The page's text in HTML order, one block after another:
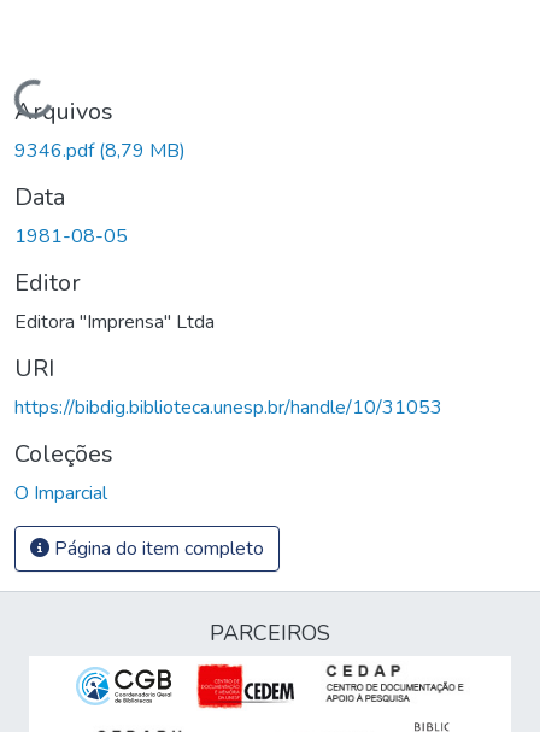
Carregando...
Arquivos
9346.pdf(8,79 MB)
Data
1981-08-05
Editor
Editora "Imprensa" Ltda
URI
https://bibdig.biblioteca.unesp.br/handle/10/31053
Coleções
O Imparcial
Página do item completo
PARCEIROS